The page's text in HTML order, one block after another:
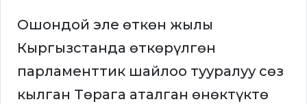
Ошондой эле өткөн жылы
Кыргызстанда өткөрүлгөн
парламенттик шайлоо тууралуу сөз
кылган Төрага аталган өнөктүктө